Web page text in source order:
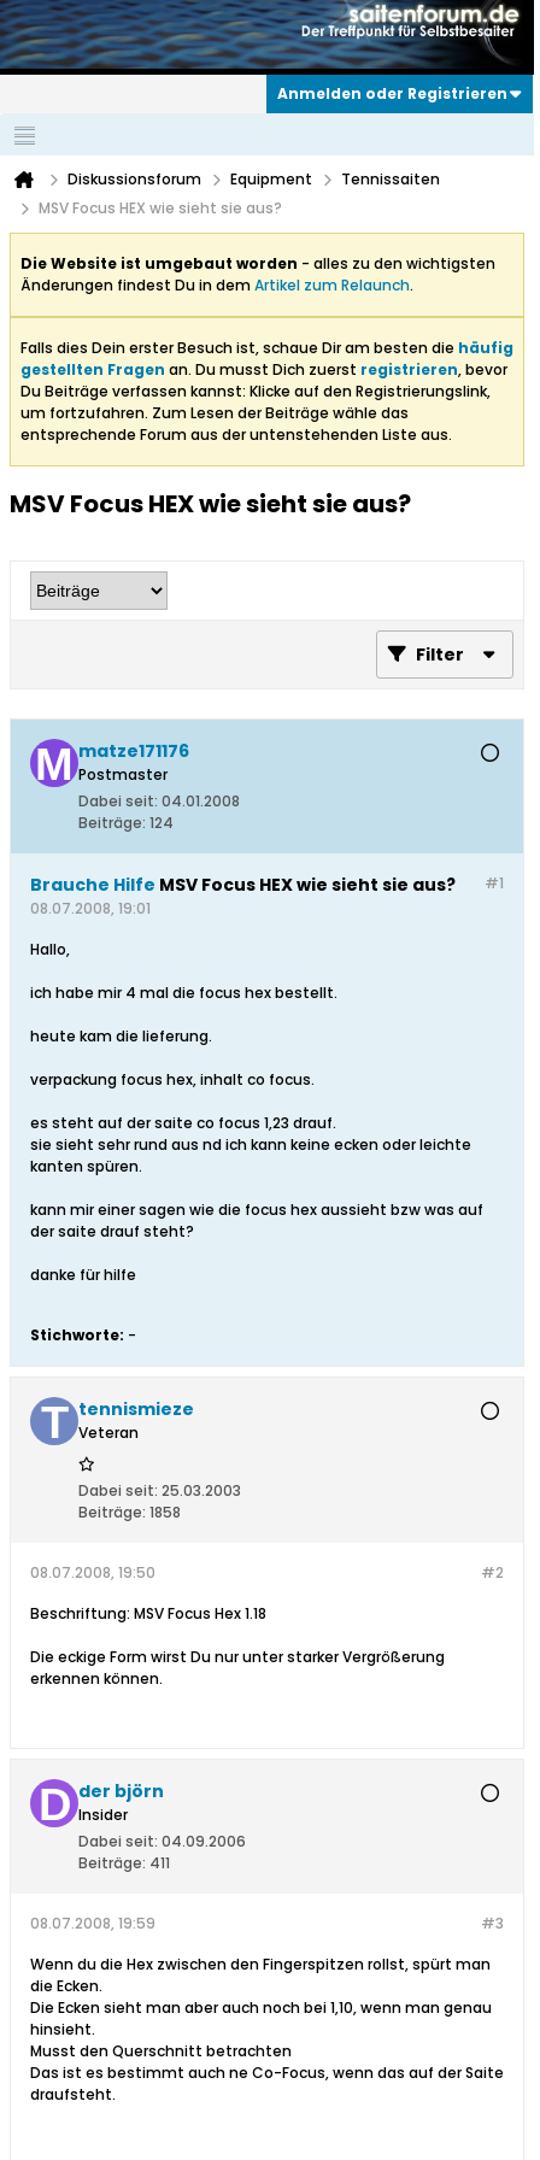
Anmelden oder Registrieren
Diskussionsforum Equipment
Tennissaiten
MSV Focus HEX wie sieht sie aus?
Die Website ist umgebaut worden - alles zu den wichtigsten
Änderungen findest Du in demArtikel zum Relaunch.
Falls dies Dein erster Besuch ist, schaue Dir am besten die häufig
gestellten Fragen an. Du musst Dich zuerst registrieren, bevor
Du Beiträge verfassen kannst: Klicke auf den Registrierungslink,
um fortzufahren. Zum Lesen der Beiträge wähle das
entsprechende Forum aus der untenstehenden Liste aus.
MSV Focus HEX wie sieht sie aus?
Filter
matze171176
Postmaster
Dabei seit: 04.01.2008
Beiträge: 124
#1
Brauche Hilfe MSV Focus HEX wie sieht sie aus?
08.07.2008, 19:01
Hallo,
ich habe mir 4 mal die focus hex bestellt.
heute kam die lieferung.
verpackung focus hex, inhalt co focus.
es steht auf der saite co focus 1,23 drauf.
sie sieht sehr rund aus nd ich kann keine ecken oder leichte
kanten spüren.
kann mir einer sagen wie die focus hex aussieht bzw was auf
der saite drauf steht?
danke für hilfe
Stichworte: -
tennismieze
Veteran
Dabei seit: 25.03.2003
Beiträge: 1858
#2
08.07.2008, 19:50
Beschriftung: MSV Focus Hex 1.18
Die eckige Form wirst Du nur unter starker Vergrößerung
erkennen können.
der björn
Insider
Dabei seit: 04.09.2006
Beiträge: 411
#3
08.07.2008, 19:59
Wenn du die Hex zwischen den Fingerspitzen rollst, spürt man
die Ecken.
Die Ecken sieht man aber auch noch bei 1,10, wenn man genau
hinsieht.
Musst den Querschnitt betrachten
Das ist es bestimmt auch ne Co-Focus, wenn das auf der Saite
draufsteht.